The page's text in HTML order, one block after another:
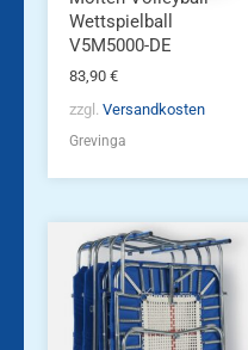
Wettspielball
V5M5000-DE
83,90 €
zzgl. Versandkosten
Grevinga